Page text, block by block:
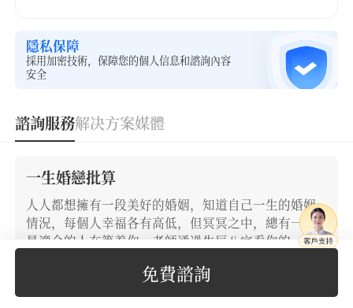
隱私保障
採用加密技術，保障您的個人信息和諮詢內容
安全
諮詢服務解决方案媒體
一生婚戀批算
人人都想擁有一段美好的婚姻，知道自己一生的婚姻
情況，每個人幸福各有高低，但冥冥之中，總有一個
最適合的人在等着你。老師通過生辰八字看你的一生
危機等，為你掃除情感障礙，把握住感情來臨的時
機，為你守護個人姻緣的幸福。
免費諮詢